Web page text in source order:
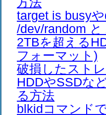
target is busy
/dev/random
2TBを超える
フォーマット)
破損したスト
HDDやSSDな
る方法
blkidコマンド